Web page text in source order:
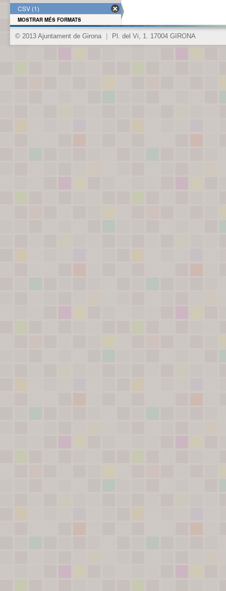
CSV (1)
MOSTRAR MÉS FORMATS
© 2013 Ajuntament de Girona Pl. del Vi, 1. 17004 GIRONA